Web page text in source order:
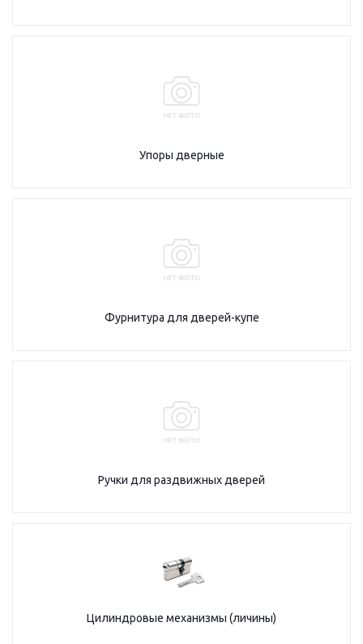
Упоры дверные
Фурнитура для дверей-купе
Ручки для раздвижных дверей
Цилиндровые механизмы (личины)